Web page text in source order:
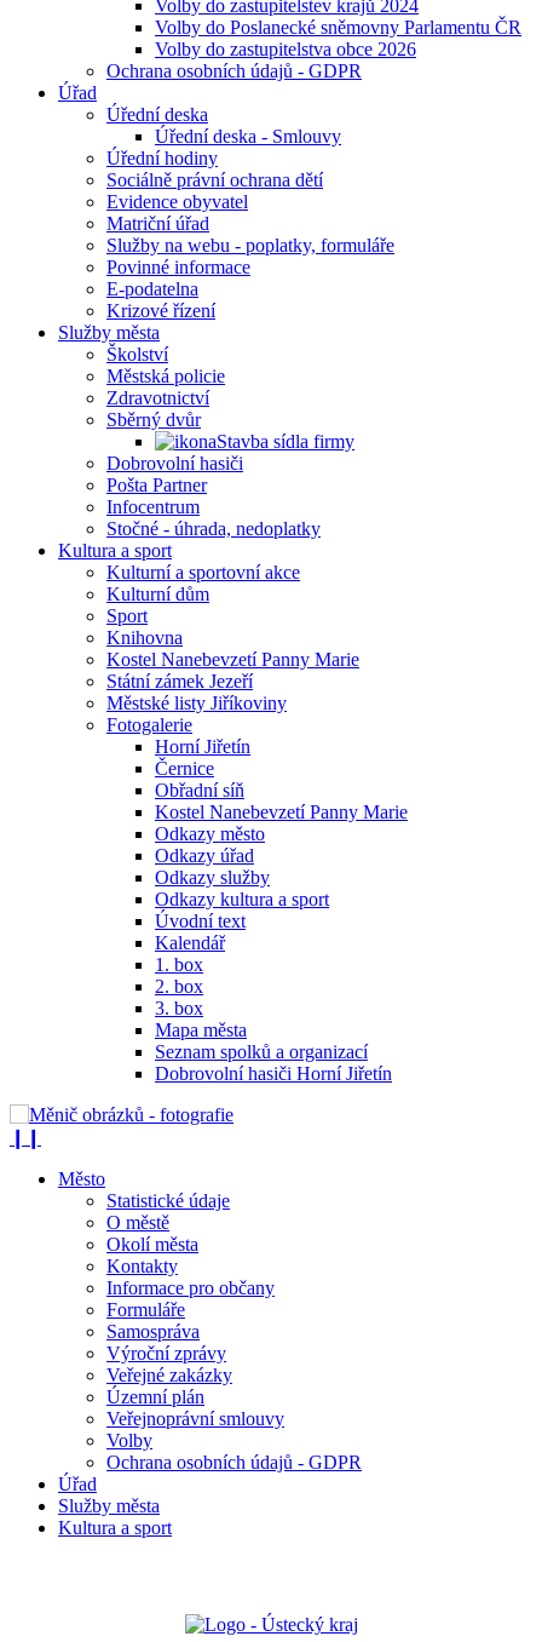
Volby do zastupitelstev krajů 2024
Volby do Poslanecké sněmovny Parlamentu ČR
Volby do zastupitelstva obce 2026
Ochrana osobních údajů - GDPR
Úřad
Úřední deska
Úřední deska - Smlouvy
Úřední hodiny
Sociálně právní ochrana dětí
Evidence obyvatel
Matriční úřad
Služby na webu - poplatky, formuláře
Povinné informace
E-podatelna
Krizové řízení
Služby města
Školství
Městská policie
Zdravotnictví
Sběrný dvůr
Stavba sídla firmy
Dobrovolní hasiči
Pošta Partner
Infocentrum
Stočné - úhrada, nedoplatky
Kultura a sport
Kulturní a sportovní akce
Kulturní dům
Sport
Knihovna
Kostel Nanebevzetí Panny Marie
Státní zámek Jezeří
Městské listy Jiříkoviny
Fotogalerie
Horní Jiřetín
Černice
Obřadní síň
Kostel Nanebevzetí Panny Marie
Odkazy město
Odkazy úřad
Odkazy služby
Odkazy kultura a sport
Úvodní text
Kalendář
1. box
2. box
3. box
Mapa města
Seznam spolků a organizací
Dobrovolní hasiči Horní Jiřetín
Město
Statistické údaje
O městě
Okolí města
Kontakty
Informace pro občany
Formuláře
Samospráva
Výroční zprávy
Veřejné zakázky
Územní plán
Veřejnoprávní smlouvy
Volby
Ochrana osobních údajů - GDPR
Úřad
Služby města
Kultura a sport